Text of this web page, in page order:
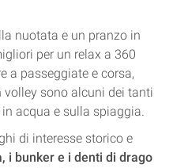
nuotata e un pranzo in
per un relax a 360
a passeggiate e corsa,
volley sono alcuni dei tanti
acqua e sulla spiaggia.
di interesse storico e
i bunker e i denti di drago